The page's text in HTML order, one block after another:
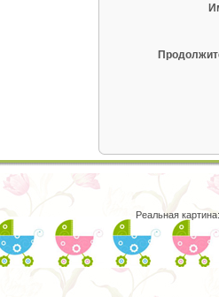
Реальная картина: